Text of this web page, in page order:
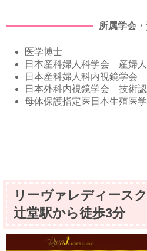
所属学会
医学博士
日本産科婦人科学会 産婦
日本産科婦人科内視鏡学会
日本外科内視鏡学会 技術
母体保護指定医日本生殖医
リーヴァレディース
辻堂駅から徒歩3分